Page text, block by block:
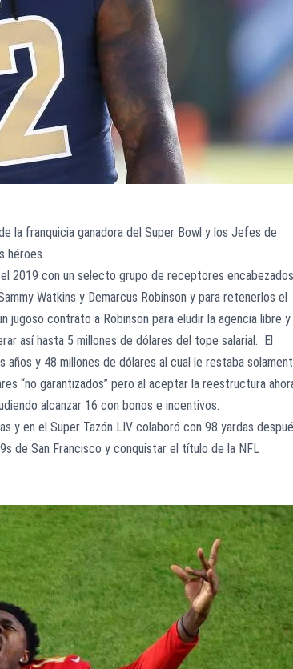
la franquicia ganadora del Super Bowl y los Jefes de
héroes.
2019 con un selecto grupo de receptores encabezados
Watkins y Demarcus Robinson y para retenerlos el
contrato a Robinson para eludir la agencia libre y
así hasta 5 millones de dólares del tope salarial. El
y 48 millones de dólares al cual le restaba
“no garantizados” pero al aceptar la reestructura
alcanzar 16 con bonos e incentivos.
y en el Super Tazón LIV colaboró con 98 yardas
de San Francisco y conquistar el título de la NFL